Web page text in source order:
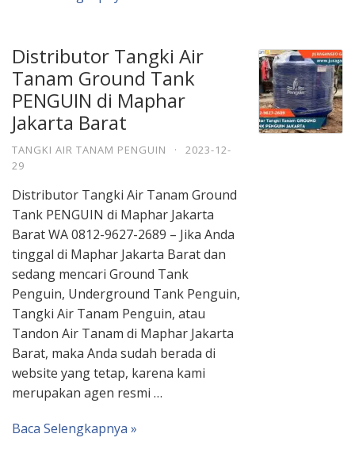
Distributor Tangki Air
Tanam Ground Tank
PENGUIN di Maphar
Jakarta Barat
TANGKI AIR TANAM PENGUIN ·
2023-12-
29
Distributor Tangki Air Tanam Ground
Tank PENGUIN di Maphar Jakarta
Barat WA 0812-9627-2689 – Jika Anda
tinggal di Maphar Jakarta Barat dan
sedang mencari Ground Tank
Penguin, Underground Tank Penguin,
Tangki Air Tanam Penguin, atau
Tandon Air Tanam di Maphar Jakarta
Barat, maka Anda sudah berada di
website yang tetap, karena kami
merupakan agen resmi …
Baca Selengkapnya »